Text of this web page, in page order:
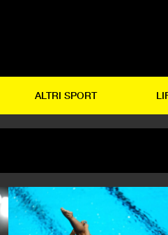
ALTRI SPORT
ALTRI SPORT